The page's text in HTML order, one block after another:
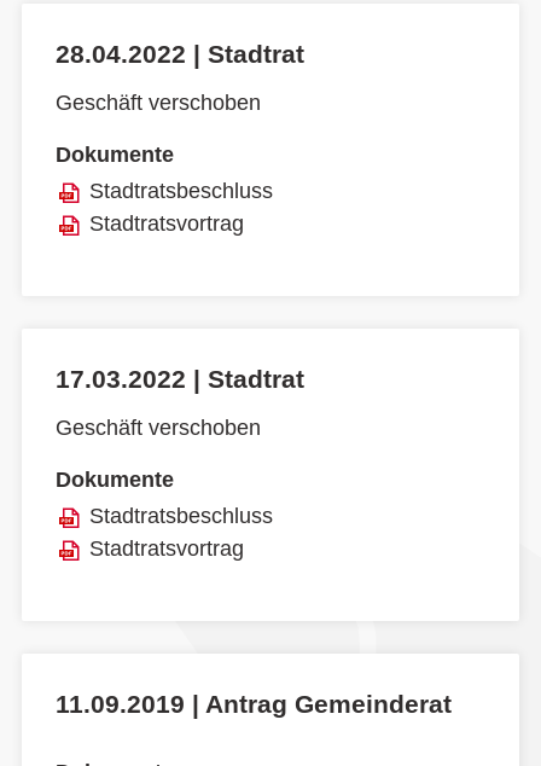
28.04.2022 | Stadtrat
Geschäft verschoben
Dokumente
Stadtratsbeschluss
Stadtratsvortrag
17.03.2022 | Stadtrat
Geschäft verschoben
Dokumente
Stadtratsbeschluss
Stadtratsvortrag
11.09.2019 | Antrag Gemeinderat